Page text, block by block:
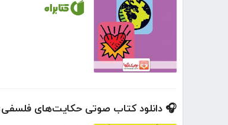
🎧 دانلود کتاب صوتی حکایت‌های